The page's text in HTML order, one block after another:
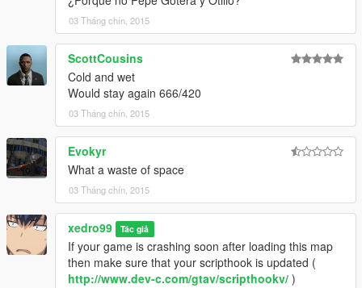
03 Tháng chín, 2015
ScottCousins
Cold and wet
Would stay again 666/420
03 Tháng chín, 2015
Evokyr
What a waste of space
03 Tháng chín, 2015
xedro99 Tác giả
If your game is crashing soon after loading this map
then make sure that your scripthook is updated (
http://www.dev-c.com/gtav/scripthookv/ )